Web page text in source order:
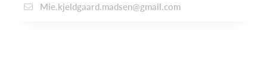
Mie.kjeldgaard.madsen@gmail.com